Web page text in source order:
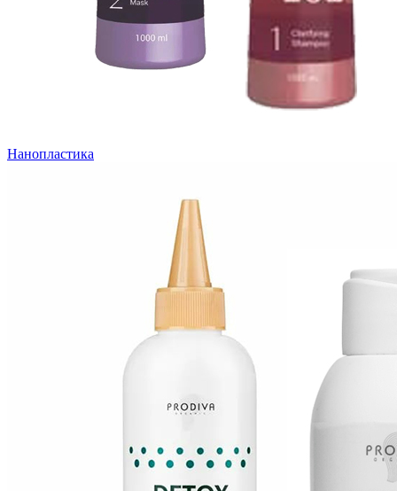
Нанопластика